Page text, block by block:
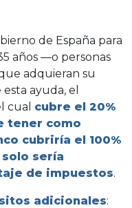
de España para
años —o personas
adquieran su
ayuda, el
cual cubre el 20%
tener como
cubriría el 100%
sería
de impuestos.
adicionales: